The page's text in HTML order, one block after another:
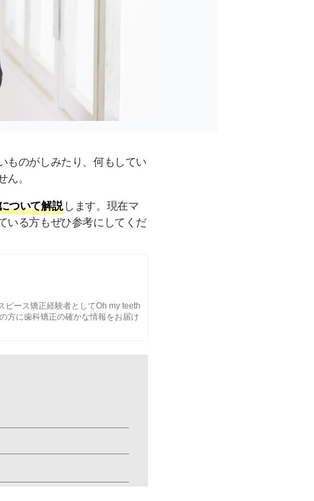
ものがしみたり、何もしてい
。
ついて解説 します。現在マ
いる方もぜひ参考にしてくだ
ピース矯正経験者としてOh my teeth
方に歯科矯正の確かな情報をお届け